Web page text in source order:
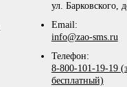
ул.
Email:
info@zao-sms.ru
Телефон:
8-800-101-19-19
бесплатный)